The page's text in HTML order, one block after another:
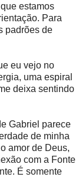
estamos
Para
padrões de
eu vejo no
uma espiral
deixa sentindo
Gabriel parece
de minha
amor de Deus,
com a Fonte
É somente